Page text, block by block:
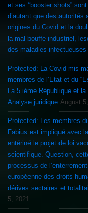
et ses “booster shots”
d’autant que des
origines du Covid et la
la mal-bouffe industriel,
des maladies infectueuses
Protected: La Covid mis-
membres de l’Etat et du
La 5 ième République et
Analyse juridique August
Protected: Les membres
Fabius est impliqué avec
entériné le projet de loi
scientifique. Question,
processus de
européenne des droits
dérives sectaires et
5, 2021